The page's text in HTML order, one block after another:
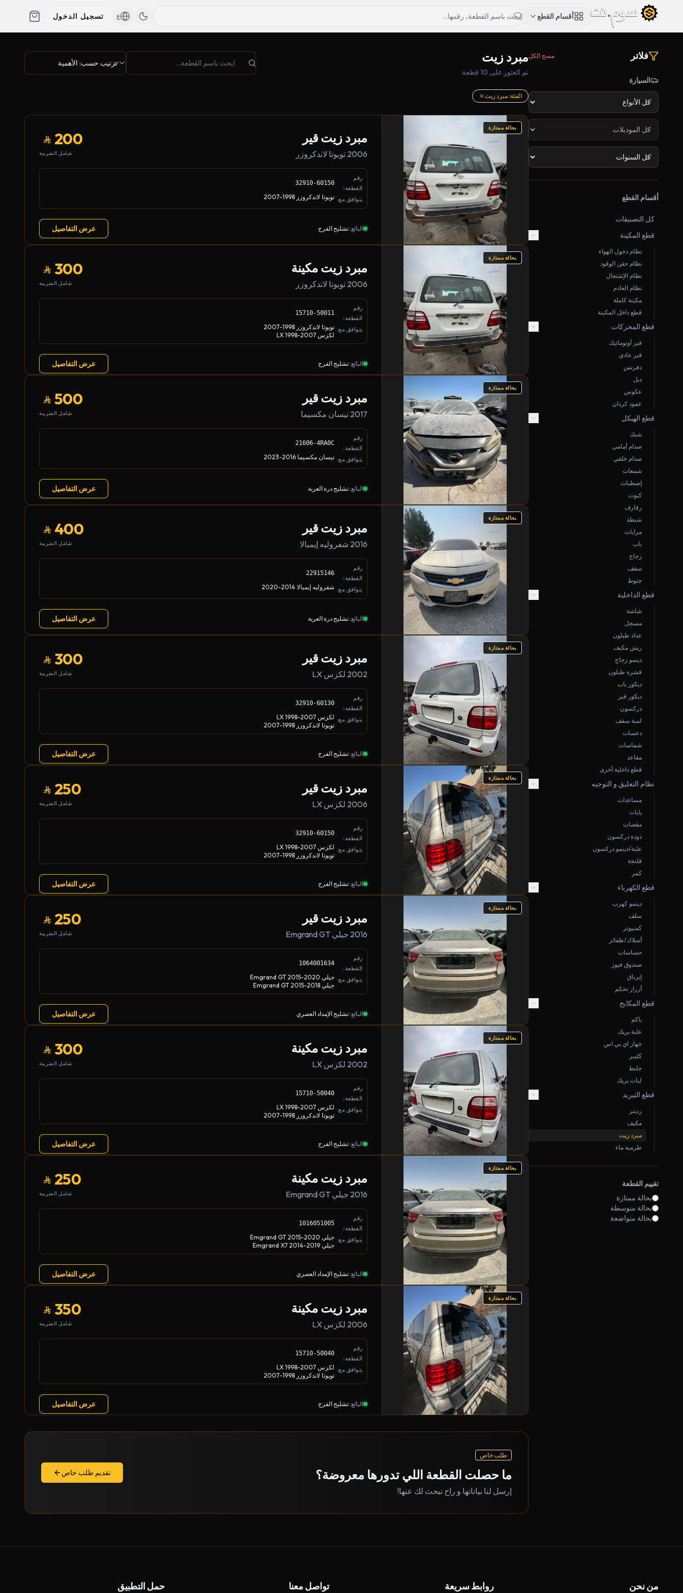
أقسام القطع ع تسجيل الدخول
فلاتر مسح الكل
السيارة
أقسام القطع
كل التصنيفات
قطع المكينة
نظام دخول الهواء
نظام حقن الوقود
نظام الإشتعال
نظام العادم
مكينة كاملة
قطع داخل المكينة
قطع المحركات
قير أوتوماتيك
قير عادي
دفرنس
دبل
عكوس
عمود كردان
قطع الهيكل
شبك
صدام أمامي
صدام خلفي
شمعات
إصطبات
كبوت
رفارف
شنطة
مرايات
باب
زجاج
سقف
جنوط
قطع الداخلية
شاشة
مسجل
عداد طبلون
ريش مكيف
دينمو زجاج
قشرة طبلون
ديكور باب
ديكور قير
دركسون
لمبة سقف
دعسات
شماسات
مقاعد
قطع داخلية أخرى
نظام التعليق و التوجيه
مساعدات
يايات
مقصات
دودة دركسون
علبة/دينمو دركسون
فلنجة
كمر
قطع الكهرباء
دينمو كهرب
سلف
كمبيوتر
أسلاك/ظفائر
حساسات
صندوق فيوز
إيرباق
أزرار تحكم
قطع المكابح
باكم
علبة بريك
جهاز اي بي اس
كليبر
جلنط
ليات بريك
قطع التبريد
رديتر
مكيف
مبرد زيت
طرمبة ماء
تقييم القطعة
بحالة ممتازة
بحالة متوسطة
بحالة متواضعة
مبرد زيت
تم العثور على 10 قطعة
الفئة: مبرد زيت
بحالة ممتازة
أصلي
مبرد زيت قير
2006 تويوتا لاندكروزر
200
شامل الضريبة
رقم
القطعة:
32910-60150
يتوافق مع: تويوتا لاندكروزر 1998-2007
البائع:تشليح الفرج عرض التفاصيل
بحالة ممتازة
أصلي
مبرد زيت مكينة
2006 تويوتا لاندكروزر
300
شامل الضريبة
رقم
القطعة:
15710-50011
يتوافق مع: تويوتا لاندكروزر 1998-2007
لكزس LX 1998-2007
البائع:تشليح الفرج عرض التفاصيل
بحالة ممتازة
أصلي
مبرد زيت قير
2017 نيسان مكسيما
500
شامل الضريبة
رقم
القطعة:
21606-4RA0C
يتوافق مع: نيسان مكسيما 2016-2023
البائع:تشليح درة العربة عرض التفاصيل
بحالة ممتازة
أصلي
مبرد زيت قير
2016 شفروليه إيمبالا
400
شامل الضريبة
رقم
القطعة:
22915146
يتوافق مع: شفروليه إيمبالا 2014-2020
البائع:تشليح درة العربة عرض التفاصيل
بحالة ممتازة
أصلي
مبرد زيت قير
2002 لكزس LX
300
شامل الضريبة
رقم
القطعة:
32910-60130
يتوافق مع: لكزس LX 1998-2007
تويوتا لاندكروزر 1998-2007
البائع:تشليح الفرج عرض التفاصيل
بحالة ممتازة
أصلي
مبرد زيت قير
2006 لكزس LX
250
شامل الضريبة
رقم
القطعة:
32910-60150
يتوافق مع: لكزس LX 1998-2007
تويوتا لاندكروزر 1998-2007
البائع:تشليح الفرج عرض التفاصيل
بحالة ممتازة
أصلي
مبرد زيت قير
2016 جيلي Emgrand GT
250
شامل الضريبة
رقم
القطعة:
1064001634
يتوافق مع: جيلي Emgrand GT 2015-2020
جيلي Emgrand GT 2015-2018
البائع:تشليح الإمداد العصري عرض التفاصيل
بحالة ممتازة
أصلي
مبرد زيت مكينة
2002 لكزس LX
300
شامل الضريبة
رقم
القطعة:
15710-50040
يتوافق مع: لكزس LX 1998-2007
تويوتا لاندكروزر 1998-2007
البائع:تشليح الفرج عرض التفاصيل
بحالة ممتازة
أصلي
مبرد زيت مكينة
2016 جيلي Emgrand GT
250
شامل الضريبة
رقم
القطعة:
1016051005
يتوافق مع: جيلي Emgrand GT 2015-2020
جيلي Emgrand X7 2014-2019
البائع:تشليح الإمداد العصري عرض التفاصيل
بحالة ممتازة
أصلي
مبرد زيت مكينة
2006 لكزس LX
350
شامل الضريبة
رقم
القطعة:
15710-50040
يتوافق مع: لكزس LX 1998-2007
تويوتا لاندكروزر 1998-2007
البائع:تشليح الفرج عرض التفاصيل
طلب خاص
ما حصلت القطعة اللي تدورها معروضة؟
إرسل لنا بياناتها و راح نبحث لك عنها!
تقديم طلب خاص
من نحن روابط سريعة تواصل معنا حمل التطبيق